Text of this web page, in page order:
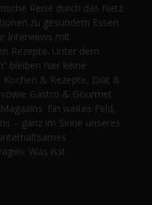
Reise durch das Netz
zu gesundem Essen
Interviews mit
Rezepte. Unter dem
bleiben hier keine
& Rezepte, Diät &
Gastro & Gourmet
Ein weites Feld,
– ganz im Sinne unseres
Was isst